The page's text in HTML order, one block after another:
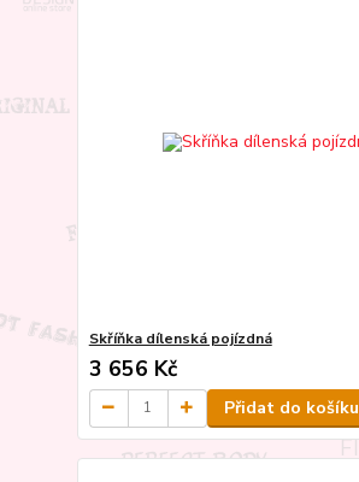
Skříňka dílenská pojízdná
3 656 Kč
Přidat do košíku